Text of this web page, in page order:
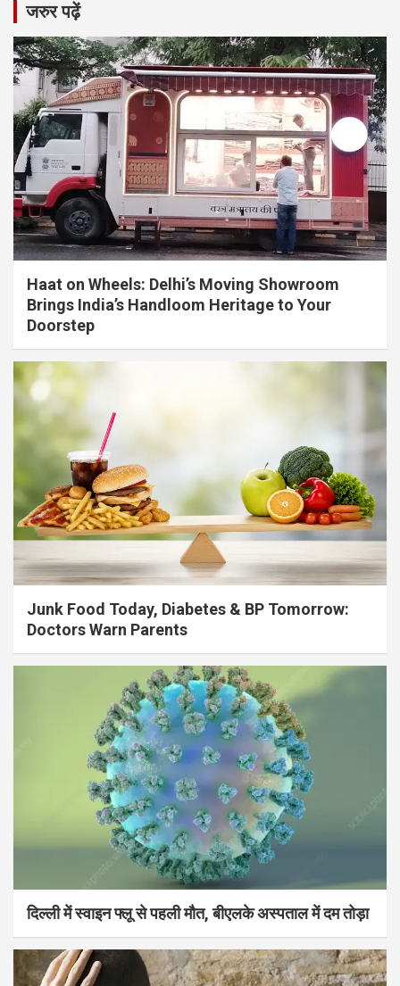
जरुर पढ़ें
Haat on Wheels: Delhi’s Moving Showroom
Brings India’s Handloom Heritage to Your
Doorstep
Junk Food Today, Diabetes & BP Tomorrow:
Doctors Warn Parents
दिल्ली में स्वाइन फ्लू से पहली मौत, बीएलके अस्पताल में दम तोड़ा